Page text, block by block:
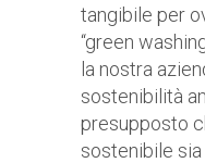
tangibile per
“green
la nostra
sostenibilità
presupposto
sostenibile sia